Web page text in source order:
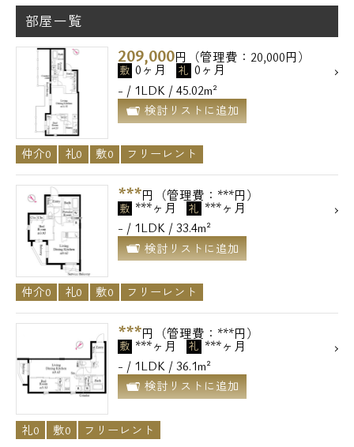
部屋一覧
209,000円（管理費：20,000円）
敷 0ヶ月 礼 0ヶ月
- / 1LDK / 45.02m²
検討リストに追加
仲介0 礼0 敷0 フリーレント
***円（管理費：***円）
敷 ***ヶ月 礼 ***ヶ月
- / 1LDK / 33.4m²
検討リストに追加
仲介0 礼0 敷0 フリーレント
***円（管理費：***円）
敷 ***ヶ月 礼 ***ヶ月
- / 1LDK / 36.1m²
検討リストに追加
礼0 敷0 フリーレント